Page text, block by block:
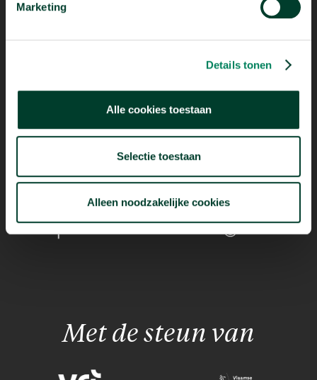
Marketing
Details tonen
Alle cookies toestaan
Selectie toestaan
Alleen noodzakelijke cookies
Mogelijk dankzij
Met de steun van